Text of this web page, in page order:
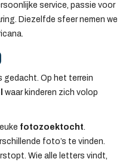
service, passie voor
Diezelfde sfeer nemen we
gedacht. Op het terrein
waar kinderen zich volop
fotozoektocht.
foto’s te vinden.
Wie alle letters vindt,